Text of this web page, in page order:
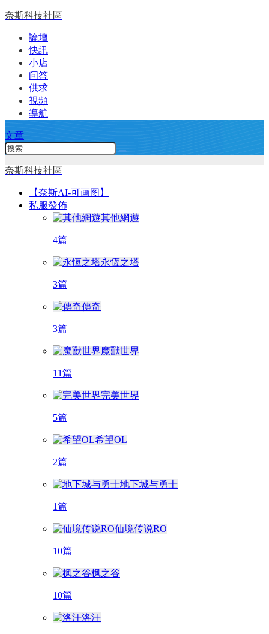
奈斯科技社區
論壇
快訊
小店
问答
供求
視頻
導航
文章
奈斯科技社區
【奈斯AI-可画图】
私服發佈
其他網遊
4篇
永恆之塔
3篇
傳奇
3篇
魔獸世界
11篇
完美世界
5篇
希望OL
2篇
地下城与勇士
1篇
仙境传说RO
10篇
枫之谷
10篇
洛汗